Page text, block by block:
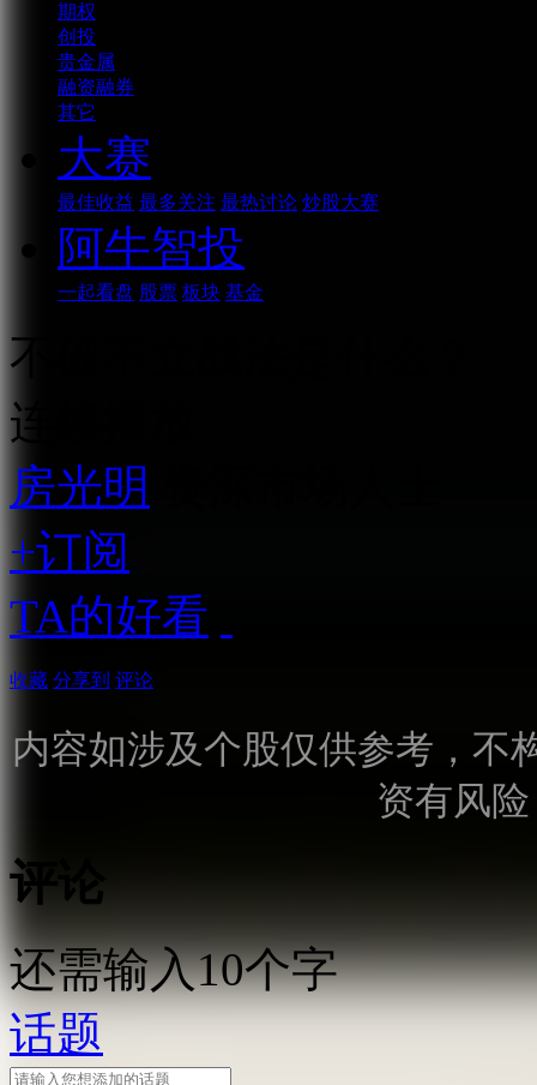
期权
创投
贵金属
融资融券
其它
大赛
最佳收益 最多关注 最热讨论 炒股大赛
阿牛智投
一起看盘 股票 板块 基金
不破不立战法是什么？
连续播放
房光明
+订阅
TA的好看
收藏 分享到 评论
内容如涉及个股仅供参考，不
资有风
评论
还需输入10个字
话题